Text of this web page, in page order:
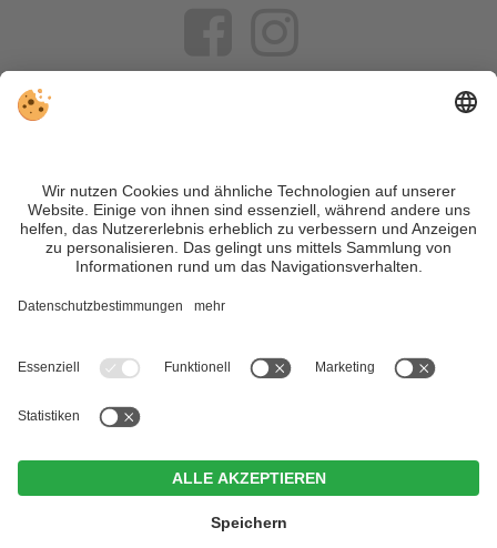
Im Tiefenbrunn - Gardensuites
VIVOSüdtirol ist das Reiseportal für alle, die Südtirol nicht nur
besuchen, sondern wirklich erleben wollen – inklusive Tipps,
tollen Unterkünften und Angeboten.
Trotz genauer Arbeit und ständigem Aktualisieren der Inhalte,
Informieren Sie sich sicherheitshalber nochmals beim
Einstellungen | MwSt.-Nr. IT02365710215